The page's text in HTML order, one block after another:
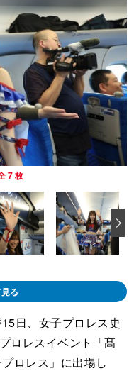
7 枚
る
日、女子プロレス史
ロレスイベント「髙
ロレス」に出場し